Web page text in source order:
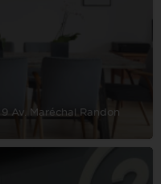
9 Av. Maréchal Randon